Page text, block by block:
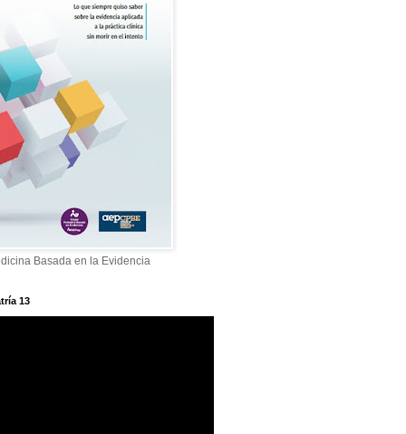
Basada en la Evidencia
13